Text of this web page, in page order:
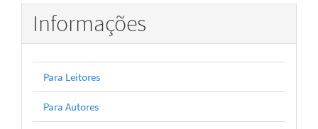
Informações
Para Leitores
Para Autores